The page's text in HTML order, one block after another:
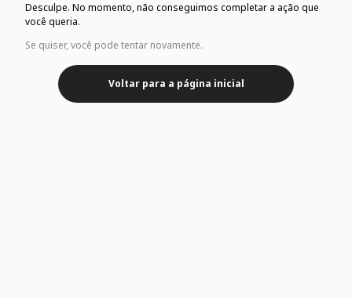
Desculpe. No momento, não conseguimos completar a ação que
você queria.
Se quiser, você pode tentar novamente.
Voltar para a página inicial